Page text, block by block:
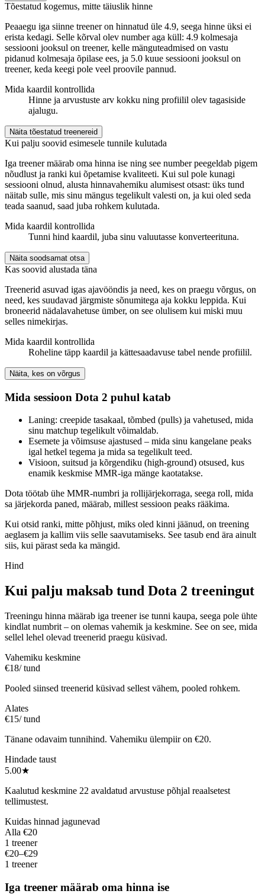
Tõestatud kogemus, mitte täiuslik hinne
Peaaegu iga siinne treener on hinnatud üle 4.9, seega hinne üksi ei
erista kedagi. Selle kõrval olev number aga küll: 4.9 kolmesaja
sessiooni jooksul on treener, kelle mänguteadmised on vastu
pidanud kolmesaja õpilase ees, ja 5.0 kuue sessiooni jooksul on
treener, keda keegi pole veel proovile pannud.
Mida kaardil kontrollida
Hinne ja arvustuste arv kokku ning profiilil olev tagasiside
ajalugu.
Näita tõestatud treenereid
Kui palju soovid esimesele tunnile kulutada
Iga treener määrab oma hinna ise ning see number peegeldab pigem
nõudlust ja ranki kui õpetamise kvaliteeti. Kui sul pole kunagi
sessiooni olnud, alusta hinnavahemiku alumisest otsast: üks tund
näitab sulle, mis sinu mängus tegelikult valesti on, ja kui oled seda
teada saanud, saad juba rohkem kulutada.
Mida kaardil kontrollida
Tunni hind kaardil, juba sinu valuutasse konverteerituna.
Näita soodsamat otsa
Kas soovid alustada täna
Treenerid asuvad igas ajavööndis ja need, kes on praegu võrgus, on
need, kes suudavad järgmiste sõnumitega aja kokku leppida. Kui
broneerid nädalavahetuse ümber, on see olulisem kui miski muu
selles nimekirjas.
Mida kaardil kontrollida
Roheline täpp kaardil ja kättesaadavuse tabel nende profiilil.
Näita, kes on võrgus
Mida sessioon Dota 2 puhul katab
Laning: creepide tasakaal, tõmbed (pulls) ja vahetused, mida
sinu matchup tegelikult võimaldab.
Esemete ja võimsuse ajastused – mida sinu kangelane peaks
igal hetkel tegema ja mida sa tegelikult teed.
Visioon, suitsud ja kõrgendiku (high-ground) otsused, kus
enamik keskmise MMR-iga mänge kaotatakse.
Dota töötab ühe MMR-numbri ja rollijärjekorraga, seega roll, mida
sa järjekorda paned, määrab, millest sessioon peaks rääkima.
Kui otsid ranki, mitte põhjust, miks oled kinni jäänud, on treening
aeglasem ja kallim viis selle saavutamiseks. See tasub end ära ainult
siis, kui pärast seda ka mängid.
Hind
Kui palju maksab tund Dota 2 treeningut
Treeningu hinna määrab iga treener ise tunni kaupa, seega pole ühte
kindlat numbrit – on olemas vahemik ja keskmine. See on see, mida
sellel lehel olevad treenerid praegu küsivad.
Vahemiku keskmine
€18/ tund
Pooled siinsed treenerid küsivad sellest vähem, pooled rohkem.
Alates
€15/ tund
Tänane odavaim tunnihind. Vahemiku ülempiir on €20.
Hindade taust
5.00★
Kaalutud keskmine 22 avaldatud arvustuse põhjal reaalsetest
tellimustest.
Kuidas hinnad jagunevad
Alla €20
1 treener
€20–€29
1 treener
Iga treener määrab oma hinna ise